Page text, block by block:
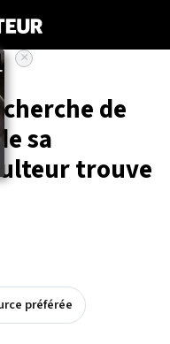
de
sa
trouve
préférée
×